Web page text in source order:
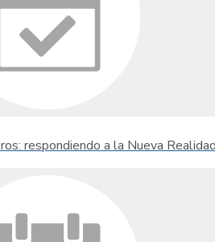
respondiendo a la Nueva